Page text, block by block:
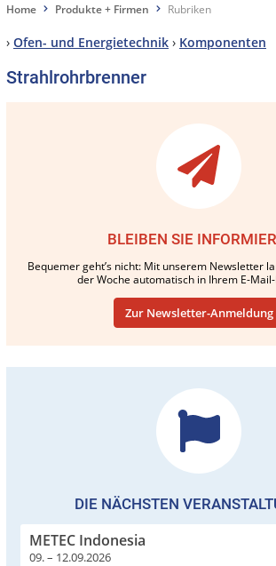
Home Produkte + Firmen Rubriken
› Ofen- und Energietechnik › Komponenten
Strahlrohrbrenner
BLEIBEN SIE
Bequemer geht’s nicht: Mit unserem Newsletter
der Woche automatisch in Ihrem E-
Zur Newsletter-Anmeldung
DIE NÄCHSTEN
METEC Indonesia
09. – 12.09.2026